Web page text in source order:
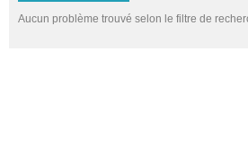
Aucun problème trouvé selon le filtre de